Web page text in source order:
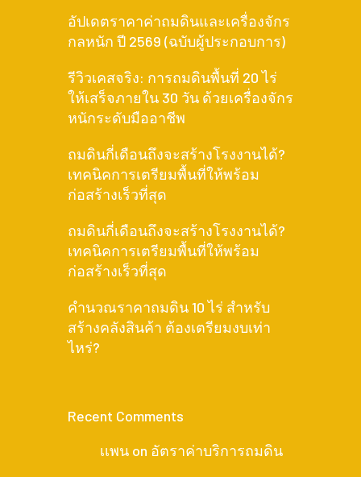
อัปเดตราคาค่าถมดินและเครื่องจักร
กลหนัก ปี 2569 (ฉบับผู้ประกอบการ)
รีวิวเคสจริง: การถมดินพื้นที่ 20 ไร่
ให้เสร็จภายใน 30 วัน ด้วยเครื่องจักร
หนักระดับมืออาชีพ
ถมดินกี่เดือนถึงจะสร้างโรงงานได้?
เทคนิคการเตรียมพื้นที่ให้พร้อม
ก่อสร้างเร็วที่สุด
ถมดินกี่เดือนถึงจะสร้างโรงงานได้?
เทคนิคการเตรียมพื้นที่ให้พร้อม
ก่อสร้างเร็วที่สุด
คำนวณราคาถมดิน 10 ไร่ สำหรับ
สร้างคลังสินค้า ต้องเตรียมงบเท่า
ไหร่?
Recent Comments
เเพน on อัตราค่าบริการถมดิน